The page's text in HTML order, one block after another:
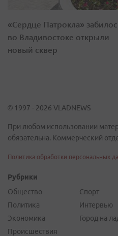
«Сердце Патрокла»
во Владивостоке открыли
новый сквер
© 1997 - 2026 VLADNEWS
При любом использовании
обязательна. Коммерческий
Политика обработки персональных
Рубрики
Общество
Политика
Экономика
Происшествия
Спорт
Интервью
Город на